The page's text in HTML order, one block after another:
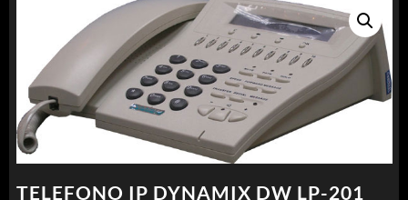
TELEFONO IP DYNAMIX DW LP-201